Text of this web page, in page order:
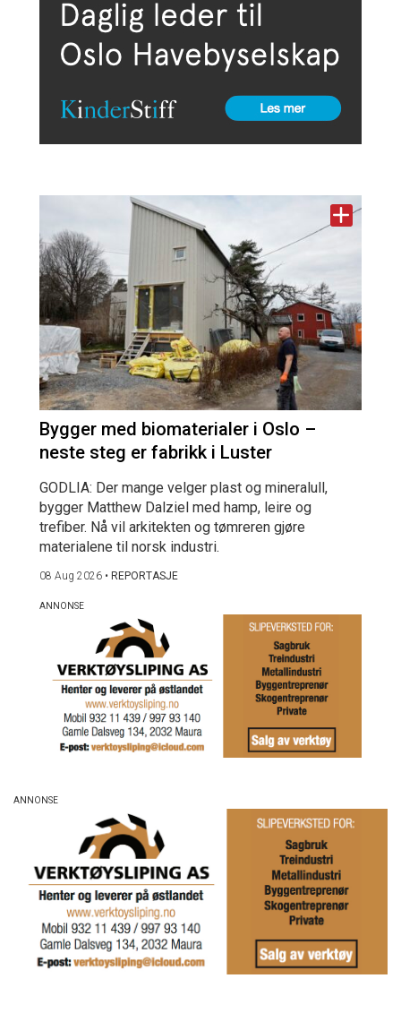
Bygger med biomaterialer i Oslo –
neste steg er fabrikk i Luster
GODLIA: Der mange velger plast og mineralull,
bygger Matthew Dalziel med hamp, leire og
trefiber. Nå vil arkitekten og tømreren gjøre
materialene til norsk industri.
08 Aug 2026 • REPORTASJE